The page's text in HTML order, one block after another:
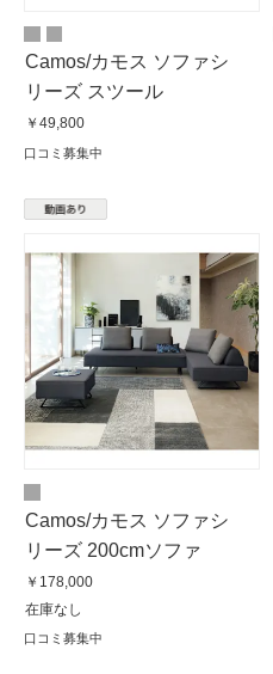
Camos/カモス ソファシ
リーズ スツール
￥49,800
口コミ募集中
Camos/カモス ソファシ
リーズ 200cmソファ
￥178,000
在庫なし
口コミ募集中